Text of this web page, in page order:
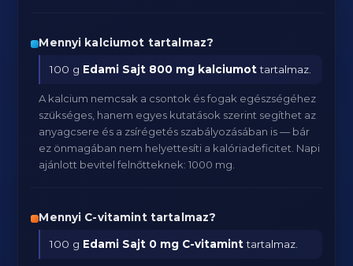
Mennyi kalciumot tartalmaz?
100 g Edami Sajt 800 mg kalciumottartalmaz.
A kalcium nemcsak a csontok és fogak egészségéhez
szükséges, hanem egyes kutatások szerint segíthet az
anyagcsere és a zsírégetés szabályozásában is — bár
ez önmagában nem helyettesíti a kalóriadeficitet. Napi
ajánlott bevitel felnőtteknek: 1000 mg.
Mennyi C-vitamint tartalmaz?
100 g Edami Sajt 0 mg C-vitaminttartalmaz.